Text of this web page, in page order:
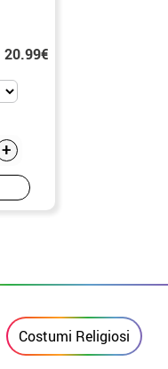
20.99€
+
Costumi Religiosi